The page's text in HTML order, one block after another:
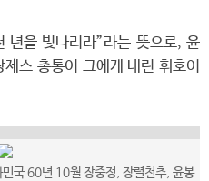
년을 빛나리라”라는 뜻으로, 윤
스 총통이 그에게 내린 휘호이
민국 60년 10월 장중정, 장렬천추, 윤봉